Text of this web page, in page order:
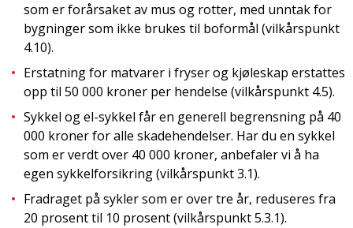
som er forårsaket av mus og rotter, med unntak for
bygninger som ikke brukes til boformål (vilkårspunkt
4.10).
Erstatning for matvarer i fryser og kjøleskap erstattes
opp til 50 000 kroner per hendelse (vilkårspunkt 4.5).
Sykkel og el-sykkel får en generell begrensning på 40
000 kroner for alle skadehendelser. Har du en sykkel
som er verdt over 40 000 kroner, anbefaler vi å ha
egen sykkelforsikring (vilkårspunkt 3.1).
Fradraget på sykler som er over tre år, reduseres fra
20 prosent til 10 prosent (vilkårspunkt 5.3.1).